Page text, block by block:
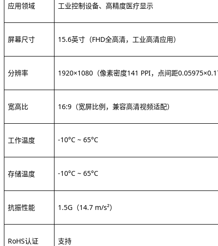
应用领域 工业控制设备、高精度医疗显示
屏幕尺寸 15.6英寸 （FHD全高清，工业高清应用）
分辨率 1920×1080 （像素密度141 PPI，点间距
宽高比 16:9（宽屏比例，兼容高清视频适配）
工作温度 -10°C ~ 65°C
存储温度 -10°C ~ 65°C
抗振性能 1.5G（14.7 m/s²）
RoHS认证 支持